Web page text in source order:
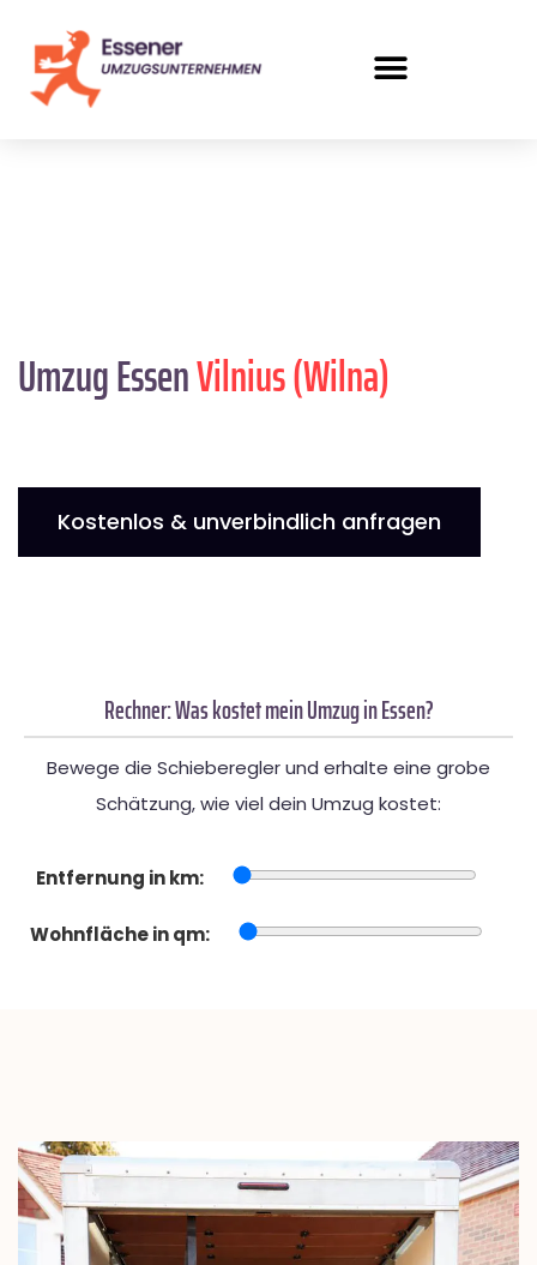
Umzug EssenVilnius (Wilna)
Kostenlos & unverbindlich anfragen
Rechner: Was kostet mein Umzug in Essen?
Bewege die Schieberegler und erhalte eine grobe
Schätzung, wie viel dein Umzug kostet:
Entfernung in km:
Wohnfläche in qm: